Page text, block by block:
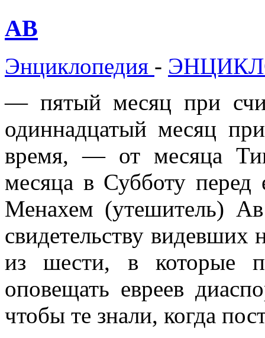
АВ
Энциклопедия -
— пятый месяц при
одиннадцатый месяц
время, — от месяца
месяца в Субботу перед
Менахем (утешитель)
свидетельству
из шести, в которые
оповещать евреев
чтобы те знали, когда